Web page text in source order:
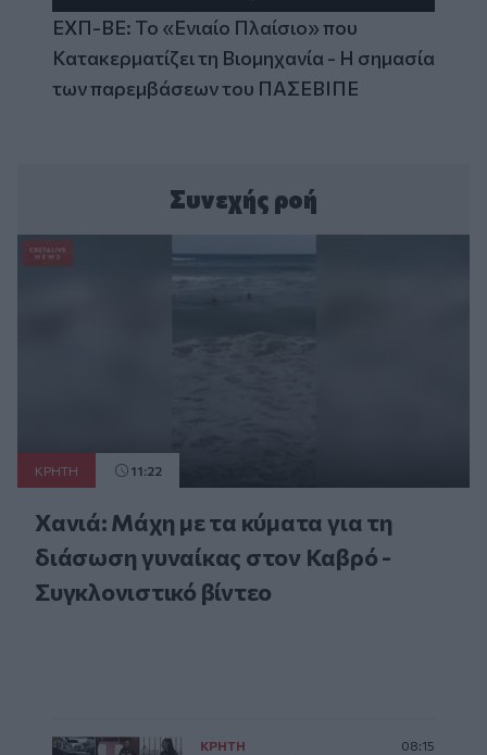
ΕΧΠ-ΒΕ: Το «Ενιαίο Πλαίσιο» που
Κατακερματίζει τη Βιομηχανία - Η σημασία
των παρεμβάσεων του ΠΑΣΕΒΙΠΕ
Συνεχής ροή
ΚΡΗΤΗ 11:22
Χανιά: Μάχη με τα κύματα για τη
διάσωση γυναίκας στον Καβρό -
Συγκλονιστικό βίντεο
ΚΡΗΤΗ 08:15